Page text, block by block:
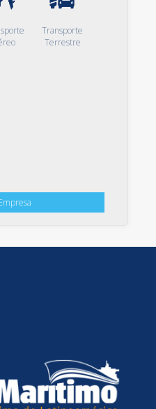
Transporte
Terrestre